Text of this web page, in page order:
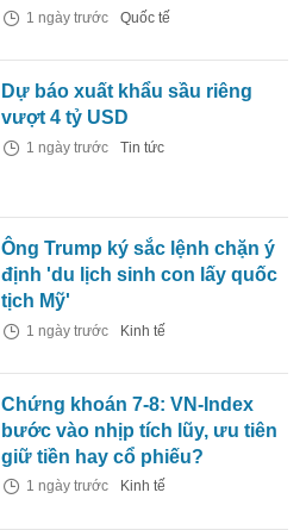
1 ngày trước Quốc tế
Dự báo xuất khẩu sầu riêng
vượt 4 tỷ USD
1 ngày trước Tin tức
Ông Trump ký sắc lệnh chặn ý
định 'du lịch sinh con lấy quốc
tịch Mỹ'
1 ngày trước Kinh tế
Chứng khoán 7-8: VN-Index
bước vào nhịp tích lũy, ưu tiên
giữ tiền hay cổ phiếu?
1 ngày trước Kinh tế